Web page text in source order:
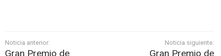
Noticia anterior:
Gran Premio de
Noticia siguiente:
Gran Premio de